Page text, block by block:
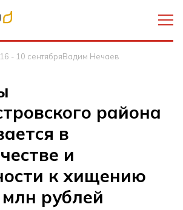
- 10 сентябряВадим Нечаев
района
в
и
к хищению
рублей